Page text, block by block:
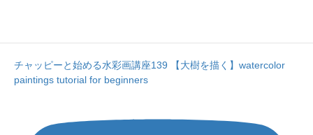
チャッピーと始める水彩画講座139 【大樹を描く】watercolor
paintings tutorial for beginners